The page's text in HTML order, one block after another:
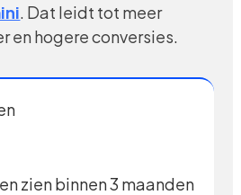
. Dat leidt tot meer
en hogere conversies.
zien binnen 3 maanden